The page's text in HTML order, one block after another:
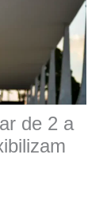
de 2 a